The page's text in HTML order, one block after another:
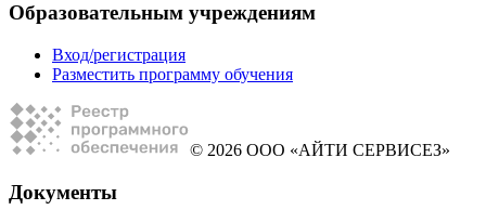
Образовательным учреждениям
Вход/регистрация
Разместить программу обучения
© 2026 ООО «АЙТИ СЕРВИСЕЗ»
Документы